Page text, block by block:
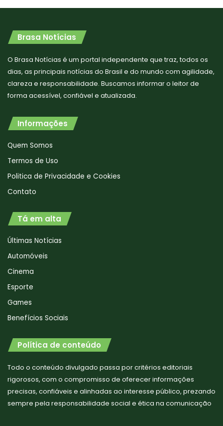
Brasa Notícias
O Brasa Notícias é um portal independente que traz, todos os
dias, as principais notícias do Brasil e do mundo com agilidade,
clareza e responsabilidade. Buscamos informar o leitor de
forma acessível, confiável e atualizada.
Informações
Quem Somos
Termos de Uso
Politica de Privacidade e Cookies
Contato
Tá em alta
Últimas Notícias
Automóveis
Cinema
Esporte
Games
Benefícios Sociais
Política de conteúdo
Todo o conteúdo divulgado passa por critérios editoriais
rigorosos, com o compromisso de oferecer informações
precisas, confiáveis e alinhadas ao interesse público, prezando
sempre pela responsabilidade social e ética na comunicação